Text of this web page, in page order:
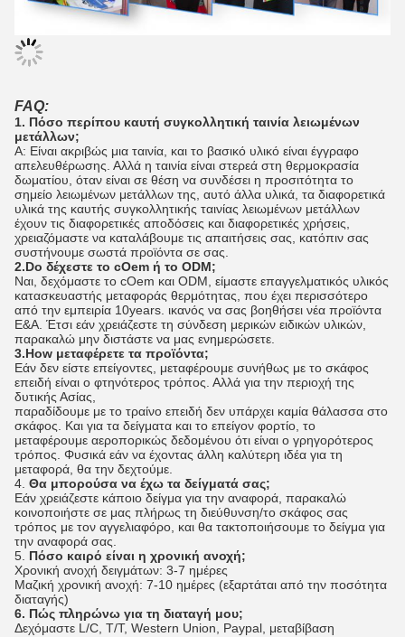
FAQ:
1. Πόσο περίπου καυτή συγκολλητική ταινία λειωμένων
μετάλλων;
Α: Είναι ακριβώς μια ταινία, και το βασικό υλικό είναι έγγραφο
απελευθέρωσης. Αλλά η ταινία είναι στερεά στη θερμοκρασία
δωματίου, όταν είναι σε θέση να συνδέσει η προσιτότητα το
σημείο λειωμένων μετάλλων της, αυτό άλλα υλικά, τα διαφορετικά
υλικά της καυτής συγκολλητικής ταινίας λειωμένων μετάλλων
έχουν τις διαφορετικές αποδόσεις και διαφορετικές χρήσεις,
χρειαζόμαστε να καταλάβουμε τις απαιτήσεις σας, κατόπιν σας
συστήνουμε σωστά προϊόντα σε σας.
2.Do δέχεστε το cOem ή το ODM;
Ναι, δεχόμαστε το cOem και ODM, είμαστε επαγγελματικός υλικός
κατασκευαστής μεταφοράς θερμότητας, που έχει περισσότερο
από την εμπειρία 10years. ικανός να σας βοηθήσει νέα προϊόντα
Ε&Α. Έτσι εάν χρειάζεστε τη σύνδεση μερικών ειδικών υλικών,
παρακαλώ μην διστάστε να μας ενημερώσετε.
3.How μεταφέρετε τα προϊόντα;
Εάν δεν είστε επείγοντες, μεταφέρουμε συνήθως με το σκάφος
επειδή είναι ο φτηνότερος τρόπος. Αλλά για την περιοχή της
δυτικής Ασίας,
παραδίδουμε με το τραίνο επειδή δεν υπάρχει καμία θάλασσα στο
σκάφος. Και για τα δείγματα και το επείγον φορτίο, το
μεταφέρουμε αεροπορικώς δεδομένου ότι είναι ο γρηγορότερος
τρόπος. Φυσικά εάν να έχοντας άλλη καλύτερη ιδέα για τη
μεταφορά, θα την δεχτούμε.
4. Θα μπορούσα να έχω τα δείγματά σας;
Εάν χρειάζεστε κάποιο δείγμα για την αναφορά, παρακαλώ
κοινοποιήστε σε μας πλήρως τη διεύθυνση/το σκάφος σας
τρόπος με τον αγγελιαφόρο, και θα τακτοποιήσουμε το δείγμα για
την αναφορά σας.
5. Πόσο καιρό είναι η χρονική ανοχή;
Χρονική ανοχή δειγμάτων: 3-7 ημέρες
Μαζική χρονική ανοχή: 7-10 ημέρες (εξαρτάται από την ποσότητα
διαταγής)
6. Πώς πληρώνω για τη διαταγή μου;
Δεχόμαστε L/C, T/T, Western Union, Paypal, μεταβίβαση